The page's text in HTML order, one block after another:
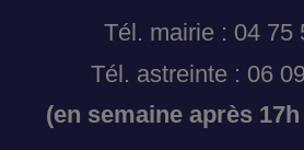
Tél. mairie : 04 75
Tél. astreinte : 06
(en semaine après